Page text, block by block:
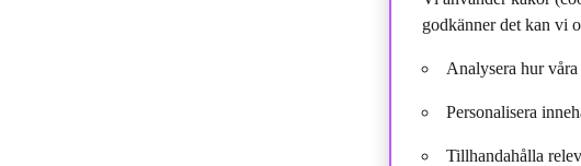
mänskliga
godkänner det kan vi
Analysera hur
Personalisera
Tillhandahålla